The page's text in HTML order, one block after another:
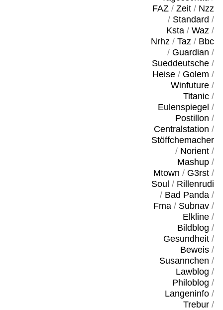
FAZ/ Zeit/ Nzz
/ Standard /
Ksta/ Waz/
Nrhz/ Taz/ Bbc
/ Guardian /
Sueddeutsche/
Heise/ Golem /
Winfuture/
Titanic/
Eulenspiegel /
Postillon /
Centralstation /
Stöffchemacher
/ Norient/
Mashup/
Mtown / G3rst/
Soul / Rillenrudi
/ Bad Panda/
Fma/ Subnav/
Elkline/
Bildblog /
Gesundheit/
Beweis/
Susannchen /
Lawblog /
Philoblog /
Langeninfo/
Trebur/